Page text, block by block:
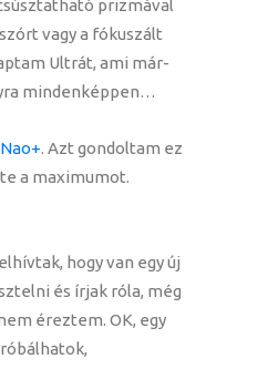
prizmával
vagy a fókuszált
Ultrát, ami már-
mindenképpen…
. Azt gondoltam ez
a maximumot.
hogy van egy új
és írjak róla, még
éreztem. OK, egy